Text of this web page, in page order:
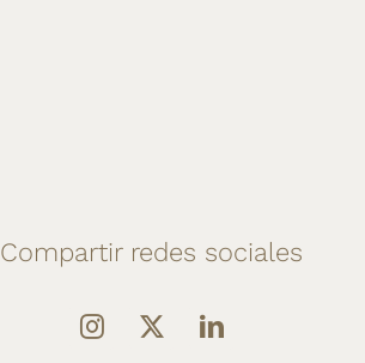
Compartir redes sociales